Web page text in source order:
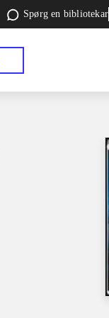
Spørg en bibliotekar